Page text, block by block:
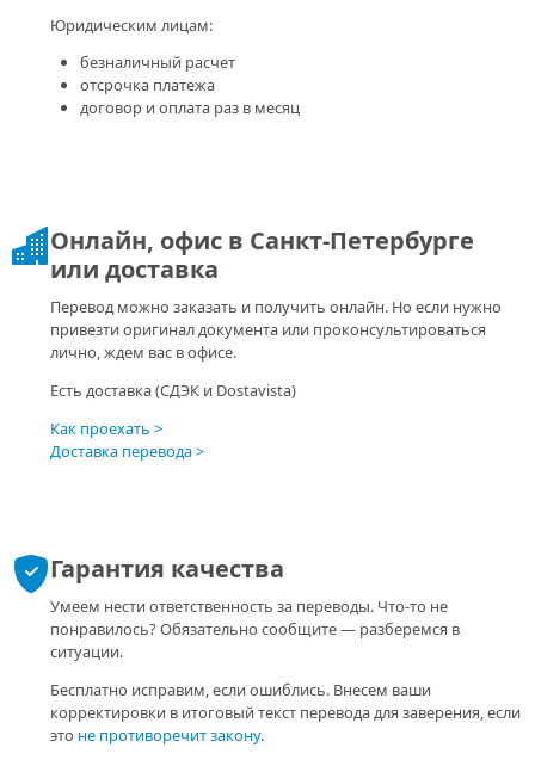
Юридическим лицам:
безналичный расчет
отсрочка платежа
договор и оплата раз в месяц
Онлайн, офис в Санкт-Петербурге
или доставка
Перевод можно заказать и получить онлайн. Но если нужно
привезти оригинал документа или проконсультироваться
лично, ждем вас в офисе.
Есть доставка (СДЭК и Dostavista)
Как проехать
Доставка перевода
Гарантия качества
Умеем нести ответственность за переводы. Что-то не
понравилось? Обязательно сообщите — разберемся в
ситуации.
Бесплатно исправим, если ошиблись. Внесем ваши
корректировки в итоговый текст перевода для заверения, если
это не противоречит закону.